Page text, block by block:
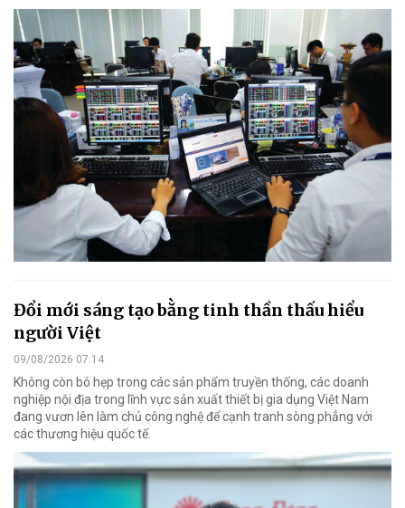
Đổi mới sáng tạo bằng tinh thần thấu hiểu
người Việt
09/08/2026 07:14
Không còn bó hẹp trong các sản phẩm truyền thống, các doanh
nghiệp nội địa trong lĩnh vực sản xuất thiết bị gia dụng Việt Nam
đang vươn lên làm chủ công nghệ để cạnh tranh sòng phẳng với
các thương hiệu quốc tế.